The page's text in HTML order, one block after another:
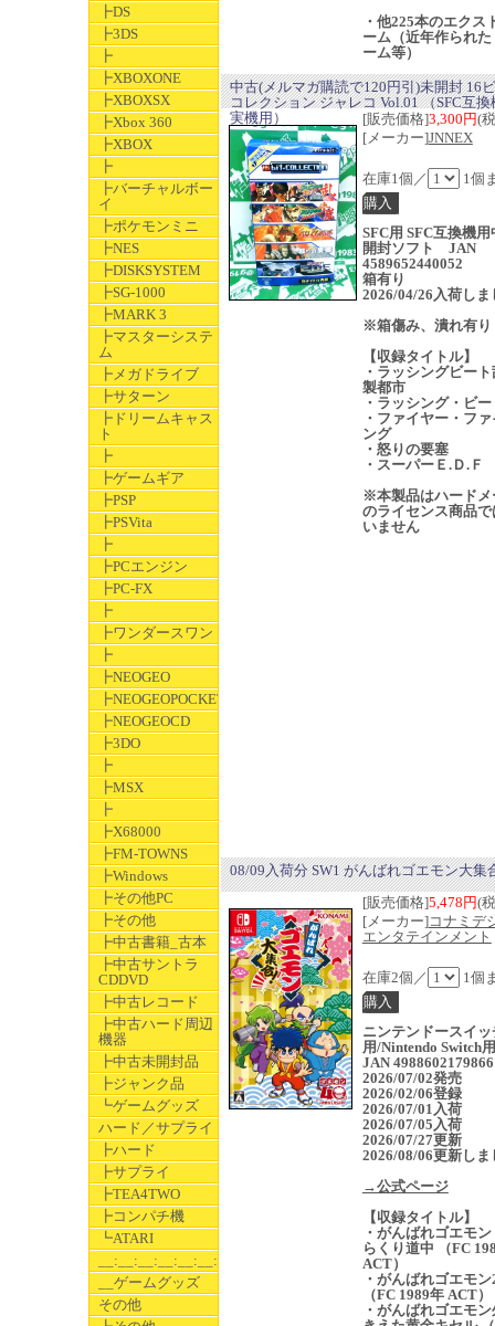
┣DS
┣3DS
┣
┣XBOXONE
┣XBOXSX
┣Xbox 360
┣XBOX
┣
┣バーチャルボー
イ
┣ポケモンミニ
┣NES
┣DISKSYSTEM
┣SG-1000
┣MARK 3
┣マスターシステ
ム
┣メガドライブ
┣サターン
┣ドリームキャス
ト
┣
┣ゲームギア
┣PSP
┣PSVita
┣
┣PCエンジン
┣PC-FX
┣
┣ワンダースワン
┣
┣NEOGEO
┣NEOGEOPOCKET
┣NEOGEOCD
┣3DO
┣
┣MSX
┣
┣X68000
┣FM-TOWNS
┣Windows
┣その他PC
┣その他
┣中古書籍_古本
┣中古サントラ
CDDVD
┣中古レコード
┣中古ハード周辺
機器
┣中古未開封品
┣ジャンク品
┗ゲームグッズ
ハード／サプライ
┣ハード
┣サプライ
┣TEA4TWO
┣コンパチ機
┗ATARI
__:__:__:__:__:__:__
__ゲームグッズ
その他
・他225本のエクス
ーム（近年作られ
ーム等）
中古(メルマガ購読で120円引)未開封 16
コレクション ジャレコ Vol.01 （SFC互換
実機用）
[販売価格]3,300円(
[メーカー]JNNEX
在庫1個／ 1個
SFC用 SFC互換機用
開封ソフト JAN
4589652440052
箱有り
2026/04/26入荷しま
※箱傷み、潰れ有り
【収録タイトル】
・ラッシングビー
製都市
・ラッシング・ビ
・ファイヤー・フ
ング
・怒りの要塞
・スーパーＥ.Ｄ.Ｆ
※本製品はハードメ
のライセンス商品で
いません
08/09入荷分 SW1 がんばれゴエモン大集
[販売価格]5,478円(
[メーカー]コナミデ
エンタテインメント
在庫2個／ 1個
ニンテンドースイッ
用/Nintendo
JAN 4988602179866
2026/07/02発売
2026/02/06登録
2026/07/01入荷
2026/07/05入荷
2026/07/27更新
2026/08/06更新しま
→公式ページ
【収録タイトル】
・がんばれゴエモ
らくり道中 （FC
ACT）
・がんばれゴエモン
（FC 1989年 ACT）
・がんばれゴエモ